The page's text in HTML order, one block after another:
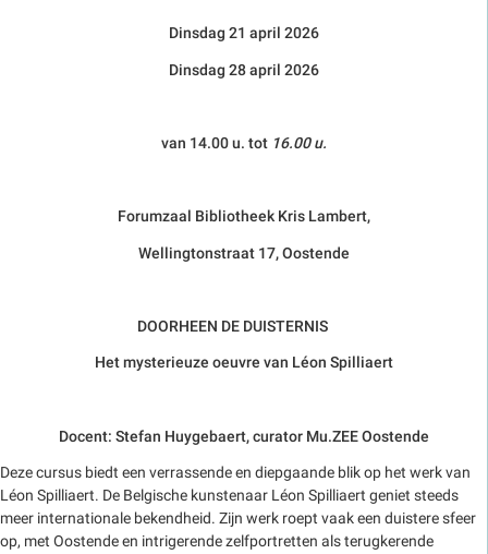
Dinsdag 21 april 2026
Dinsdag 28 april 2026
van 14.00 u. tot 16.00 u.
Forumzaal Bibliotheek Kris Lambert,
Wellingtonstraat 17, Oostende
DOORHEEN DE DUISTERNIS
Het mysterieuze oeuvre van Léon Spilliaert
Docent: Stefan Huygebaert, curator Mu.ZEE Oostende
Deze cursus biedt een verrassende en diepgaande blik op het werk van
Léon Spilliaert. De Belgische kunstenaar Léon Spilliaert geniet steeds
meer internationale bekendheid. Zijn werk roept vaak een duistere sfeer
op, met Oostende en intrigerende zelfportretten als terugkerende